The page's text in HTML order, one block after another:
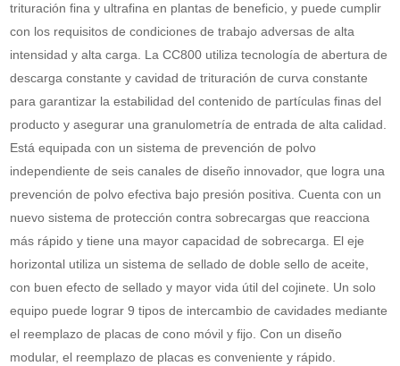
trituración fina y ultrafina en plantas de beneficio, y puede cumplir
con los requisitos de condiciones de trabajo adversas de alta
intensidad y alta carga. La CC800 utiliza tecnología de abertura de
descarga constante y cavidad de trituración de curva constante
para garantizar la estabilidad del contenido de partículas finas del
producto y asegurar una granulometría de entrada de alta calidad.
Está equipada con un sistema de prevención de polvo
independiente de seis canales de diseño innovador, que logra una
prevención de polvo efectiva bajo presión positiva. Cuenta con un
nuevo sistema de protección contra sobrecargas que reacciona
más rápido y tiene una mayor capacidad de sobrecarga. El eje
horizontal utiliza un sistema de sellado de doble sello de aceite,
con buen efecto de sellado y mayor vida útil del cojinete. Un solo
equipo puede lograr 9 tipos de intercambio de cavidades mediante
el reemplazo de placas de cono móvil y fijo. Con un diseño
modular, el reemplazo de placas es conveniente y rápido.